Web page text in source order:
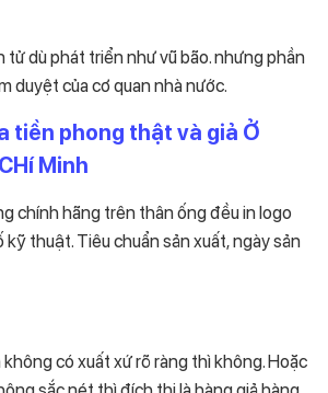
tử dù phát triển như vũ bão. nhưng phần
duyệt của cơ quan nhà nước.
tiền phong thật và giả Ở
Minh
chính hãng trên thân ống đều in logo
thuật. Tiêu chuẩn sản xuất, ngày sản
có xuất xứ rõ ràng thì không. Hoặc